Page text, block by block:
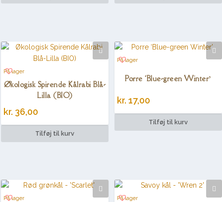
På lager
Økologisk Spirende Kålrabi Blå-
Lilla (BIO)
kr. 36,00
Tilføj til kurv
På lager
Porre ‘Blue-green Winter’
kr. 17,00
Tilføj til kurv
På lager På lager